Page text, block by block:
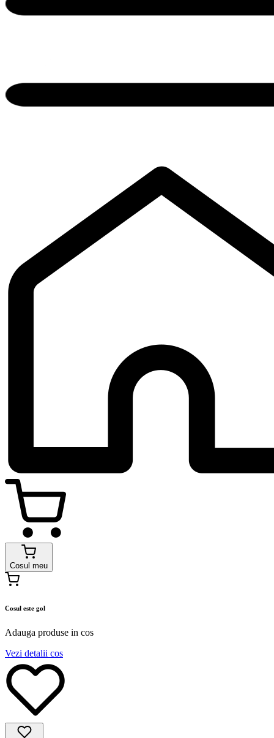
Cosul meu
Cosul este gol
Adauga produse in cos
Vezi detalii cos